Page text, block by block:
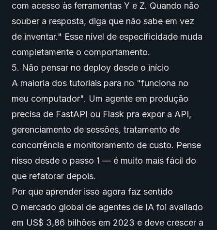
com acesso às ferramentas Y e Z. Quando não
souber a resposta, diga que não sabe em vez
de inventar." Esse nível de especificidade muda
completamente o comportamento.
5. Não pensar no deploy desde o início
A maioria dos tutoriais para no "funciona no
meu computador". Um agente em produção
precisa de FastAPI ou Flask pra expor a API,
gerenciamento de sessões, tratamento de
concorrência e monitoramento de custo. Pense
nisso desde o passo 1 — é muito mais fácil do
que refatorar depois.
Por que aprender isso agora faz sentido
O mercado global de agentes de IA foi avaliado
em US$ 3,86 bilhões em 2023 e deve crescer a